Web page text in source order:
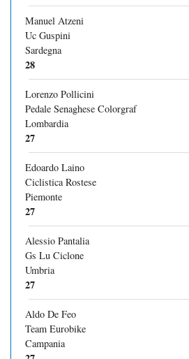
Manuel Atzeni
Uc Guspini
Sardegna
28
Lorenzo Pollicini
Pedale Senaghese Colorgraf
Lombardia
27
Edoardo Laino
Ciclistica Rostese
Piemonte
27
Alessio Pantalia
Gs Lu Ciclone
Umbria
27
Aldo De Feo
Team Eurobike
Campania